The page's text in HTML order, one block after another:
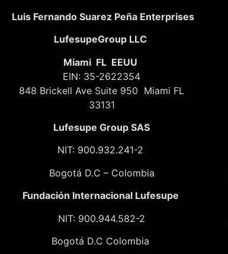
Luis Fernando Suarez Peña Enterprises
LufesupeGroup LLC
Miami FL EEUU
EIN: 35-2622354
848 Brickell Ave Suite 950 Miami FL
33131
Lufesupe Group SAS
NIT: 900.932.241-2
Bogotá D.C – Colombia
Fundación Internacional Lufesupe
NIT: 900.944.582-2
Bogotá D.C Colombia